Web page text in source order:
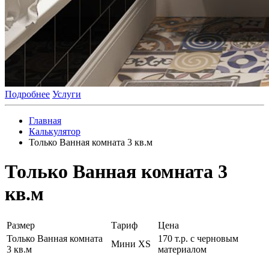
Подробнее Услуги
Главная
Калькулятор
Только Ванная комната 3 кв.м
Только Ванная комната 3
кв.м
Размер Тариф
Цена
Только Ванная комната
3 кв.м
Мини XS
170 т.р. с черновым
материалом